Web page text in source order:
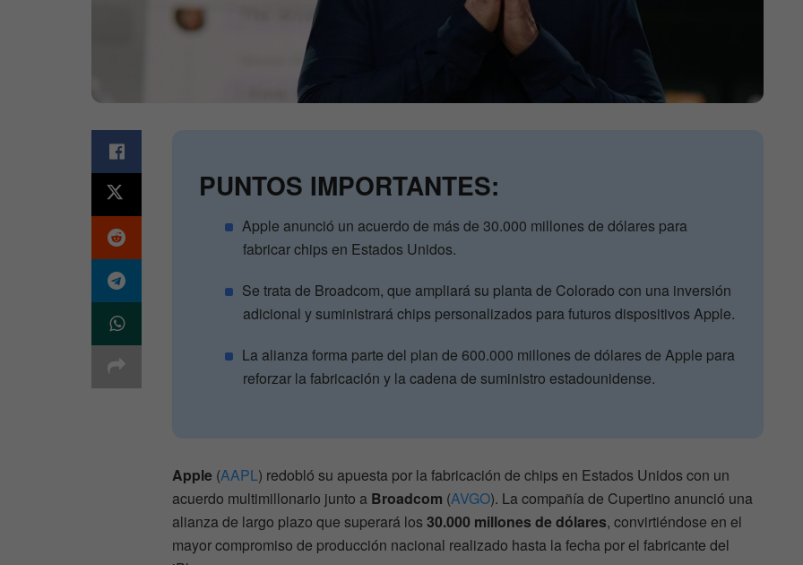
PUNTOS IMPORTANTES:
Apple anunció un acuerdo de más de 30.000 millones de dólares para
fabricar chips en Estados Unidos.
Se trata de Broadcom, que ampliará su planta de Colorado con una inversión
adicional y suministrará chips personalizados para futuros dispositivos Apple.
La alianza forma parte del plan de 600.000 millones de dólares de Apple para
reforzar la fabricación y la cadena de suministro estadounidense.
Apple (AAPL) redobló su apuesta por la fabricación de chips en Estados Unidos con un
acuerdo multimillonario junto a Broadcom (AVGO). La compañía de Cupertino anunció una
alianza de largo plazo que superará los30.000 millones de dólares, convirtiéndose en el
mayor compromiso de producción nacional realizado hasta la fecha por el fabricante del